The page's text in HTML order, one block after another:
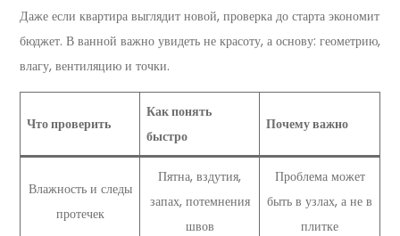
Даже если квартира выглядит новой, проверка до старта экономит
бюджет. В ванной важно увидеть не красоту, а основу: геометрию,
влагу, вентиляцию и точки.
Что проверить
Как понять
быстро
Почему важно
Влажность и следы
протечек
Пятна, вздутия,
запах, потемнения
швов
Проблема может
быть в узлах, а не в
плитке